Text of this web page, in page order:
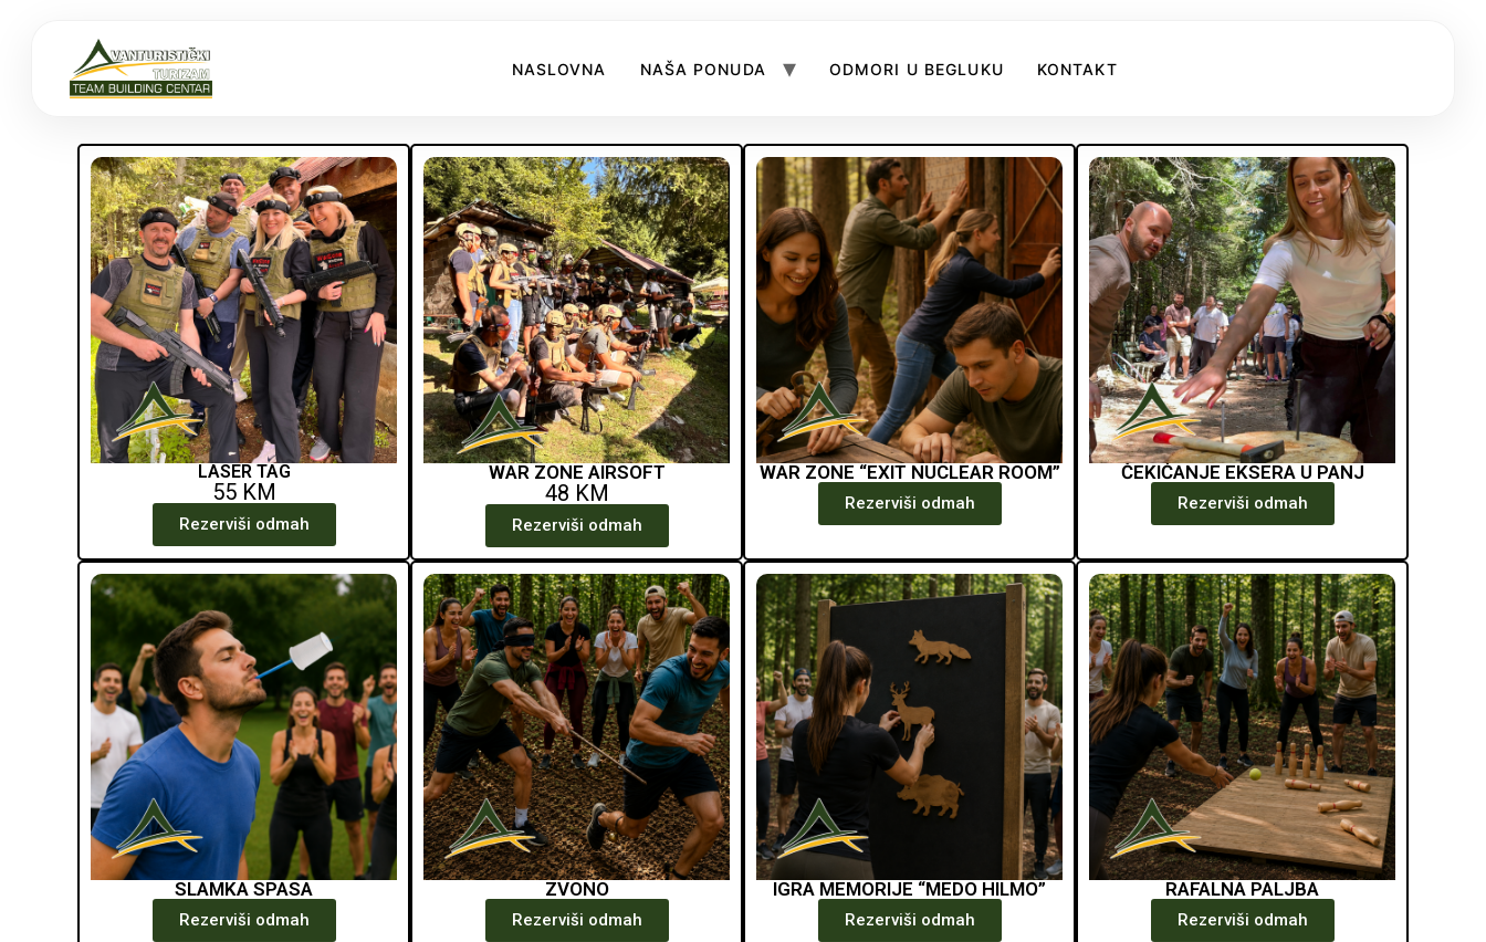
NASLOVNA NAŠA PONUDA ODMORI U BEGLUKU KONTAKT
LASER TAG
55 KM
Rezerviši odmah
WAR ZONE AIRSOFT
48 KM
Rezerviši odmah
WAR ZONE “EXIT NUCLEAR ROOM”
Rezerviši odmah
ČEKIĆANJE EKSERA U PANJ
Rezerviši odmah
SLAMKA SPASA
Rezerviši odmah
ZVONO
Rezerviši odmah
IGRA MEMORIJE “MEDO HILMO”
Rezerviši odmah
RAFALNA PALJBA
Rezerviši odmah